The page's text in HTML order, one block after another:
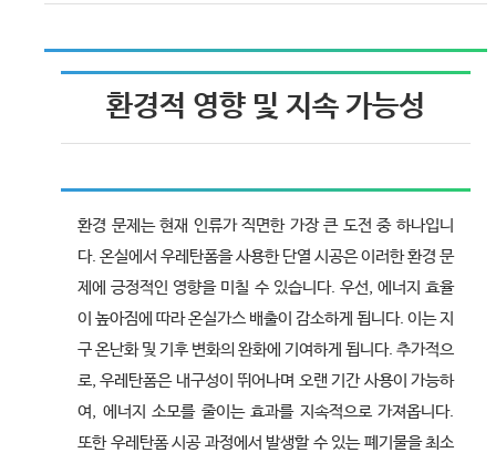
환경적 영향 및 지속 가능성
환경 문제는 현재 인류가 직면한 가장 큰 도전 중 하나입니
다. 온실에서 우레탄폼을 사용한 단열 시공은 이러한 환경 문
제에 긍정적인 영향을 미칠 수 있습니다. 우선, 에너지 효율
이 높아짐에 따라 온실가스 배출이 감소하게 됩니다. 이는 지
구 온난화 및 기후 변화의 완화에 기여하게 됩니다. 추가적으
로, 우레탄폼은 내구성이 뛰어나며 오랜 기간 사용이 가능하
여, 에너지 소모를 줄이는 효과를 지속적으로 가져옵니다.
또한 우레탄폼 시공 과정에서 발생할 수 있는 폐기물을 최소